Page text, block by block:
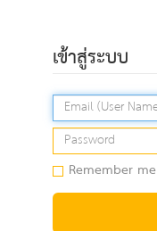
เข้าสู่ระบบ
Remember me